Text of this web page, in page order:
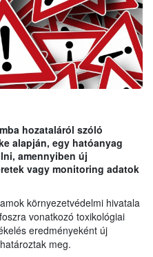
hozataláról szóló
alapján, egy hatóanyag
amennyiben új
vagy monitoring adatok
környezetvédelmi hivatala
vonatkozó toxikológiai
eredményeként új
meg.